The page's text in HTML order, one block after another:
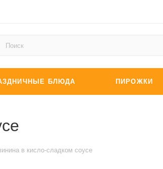
БЛЮДА ПИРОЖКИ
в кисло-сладком соусе